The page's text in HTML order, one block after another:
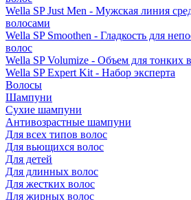
Wella SP Just Men - Мужская линия
волосами
Wella SP Smoothen - Гладкость для
волос
Wella SP Volumize - Объем для тонких
Wella SP Expert Kit - Набор эксперта
Волосы
Шампуни
Сухие шампуни
Антивозрастные шампуни
Для всех типов волос
Для вьющихся волос
Для детей
Для длинных волос
Для жестких волос
Для жирных волос